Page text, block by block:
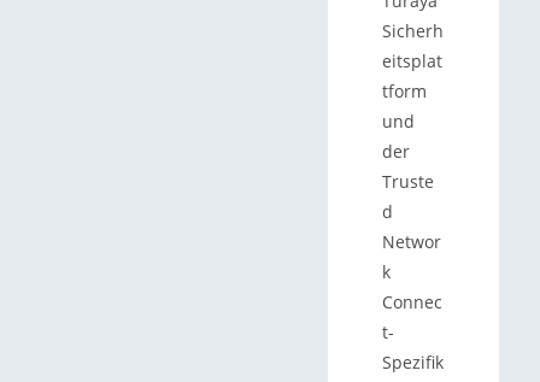
Sicherh
eitsplat
tform
und
der
Truste
d
Networ
k
Connec
t-
Spezifik